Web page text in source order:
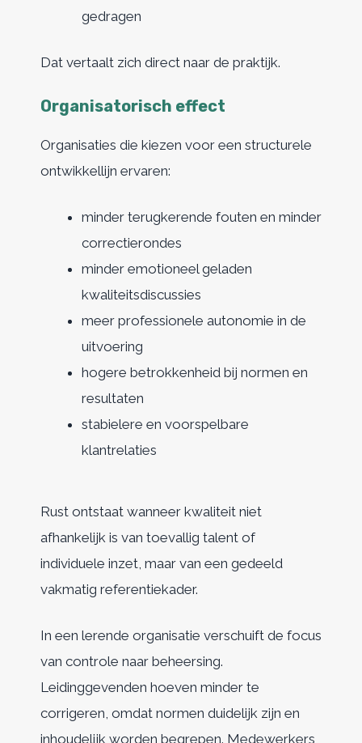
gedragen
Dat vertaalt zich direct naar de praktijk.
Organisatorisch effect
Organisaties die kiezen voor een structurele
ontwikkellijn ervaren:
minder terugkerende fouten en minder
correctierondes
minder emotioneel geladen
kwaliteitsdiscussies
meer professionele autonomie in de
uitvoering
hogere betrokkenheid bij normen en
resultaten
stabielere en voorspelbare
klantrelaties
Rust ontstaat wanneer kwaliteit niet
afhankelijk is van toevallig talent of
individuele inzet, maar van een gedeeld
vakmatig referentiekader.
In een lerende organisatie verschuift de focus
van controle naar beheersing.
Leidinggevenden hoeven minder te
corrigeren, omdat normen duidelijk zijn en
inhoudelijk worden begrepen. Medewerkers